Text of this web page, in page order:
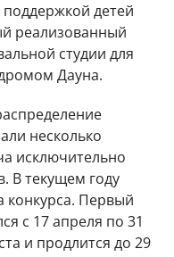
детей
реализованный
студии для
Дауна.
несколько
исключительно
В текущем году
конкурса. Первый
с 17 апреля по 31
и продлится до 29